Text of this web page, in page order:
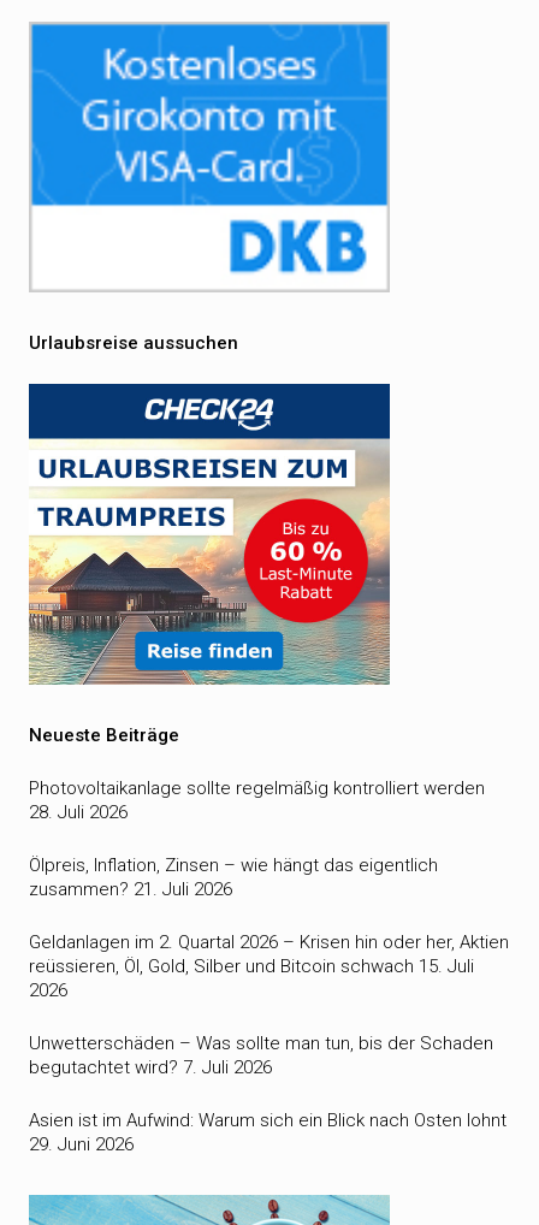
Urlaubsreise aussuchen
Neueste Beiträge
Photovoltaikanlage sollte regelmäßig kontrolliert werden
28. Juli 2026
Ölpreis, Inflation, Zinsen – wie hängt das eigentlich
zusammen? 21. Juli 2026
Geldanlagen im 2. Quartal 2026 – Krisen hin oder her, Aktien
reüssieren, Öl, Gold, Silber und Bitcoin schwach 15. Juli
2026
Unwetterschäden – Was sollte man tun, bis der Schaden
begutachtet wird? 7. Juli 2026
Asien ist im Aufwind: Warum sich ein Blick nach Osten lohnt
29. Juni 2026